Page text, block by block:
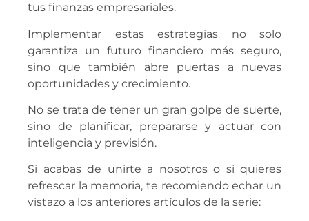
tus finanzas empresariales.
Implementar estas estrategias no solo
garantiza un futuro financiero más seguro,
sino que también abre puertas a nuevas
oportunidades y crecimiento.
No se trata de tener un gran golpe de suerte,
sino de planificar, prepararse y actuar con
inteligencia y previsión.
Si acabas de unirte a nosotros o si quieres
refrescar la memoria, te recomiendo echar un
vistazo a los anteriores artículos de la serie: